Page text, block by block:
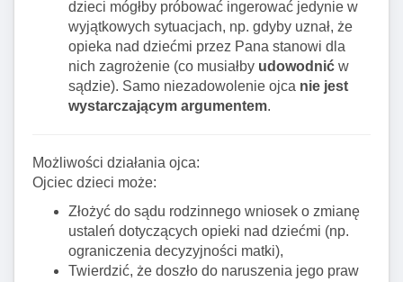
dzieci mógłby próbować ingerować jedynie w
wyjątkowych sytuacjach, np. gdyby uznał, że
opieka nad dziećmi przez Pana stanowi dla
nich zagrożenie (co musiałby udowodnić w
sądzie). Samo niezadowolenie ojca nie jest
wystarczającym argumentem.
Możliwości działania ojca:
Ojciec dzieci może:
Złożyć do sądu rodzinnego wniosek o zmianę
ustaleń dotyczących opieki nad dziećmi (np.
ograniczenia decyzyjności matki),
Twierdzić, że doszło do naruszenia jego praw